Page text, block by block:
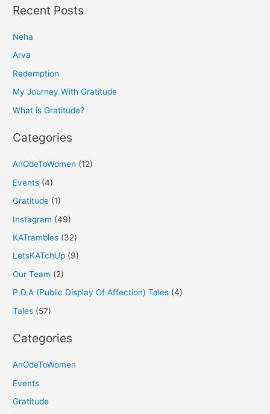
a
c
h
f
o
Recent Posts
Neha
Arva
Redemption
My Journey With Gratitude
What is Gratitude?
Categories
AnOdeToWomen (12)
Events (4)
Gratitude (1)
Instagram (49)
KATrambles (32)
LetsKATchUp (9)
Our Team (2)
P.D.A (Public Display Of Affection) Tales (4)
Tales (57)
Categories
AnOdeToWomen
Events
Gratitude